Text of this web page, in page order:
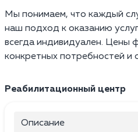
Мы понимаем, что каждый
наш подход к оказанию
всегда индивидуален. Цены
конкретных потребностей и
Реабилитационный центр
Описание